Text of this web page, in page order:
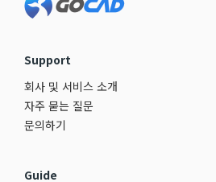
Support
회사 및 서비스 소개
자주 묻는 질문
문의하기
Guide